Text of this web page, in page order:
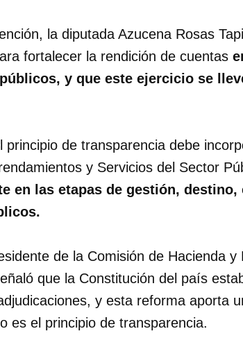
la diputada Azucena Rosas
fortalecer la rendición de cuentas
y que este ejercicio se
principio de transparencia debe
y Servicios del Sector
en las etapas de gestión,
de la Comisión de Hacienda
que la Constitución del país
y esta reforma aporta
es el principio de transparencia.